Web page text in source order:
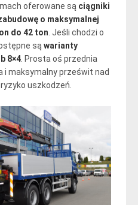
oferowane są ciągniki
o maksymalnej
do 42 ton. Jeśli chodzi o
sąwarianty
8×4. Prosta oś przednia
i maksymalny prześwit nad
uszkodzeń.